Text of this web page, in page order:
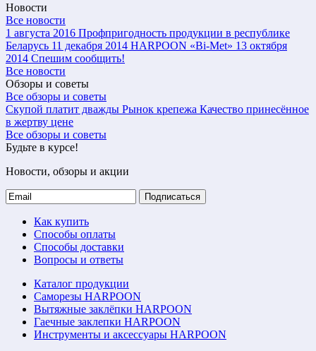
Новости
Все новости
1 августа 2016 Профпригодность продукции в республике
Беларусь 11 декабря 2014 HARPOON «Bi-Met» 13 октября
2014 Спешим сообщить!
Все новости
Обзоры и советы
Все обзоры и советы
Скупой платит дважды Рынок крепежа Качество принесённое
в жертву цене
Все обзоры и советы
Будьте в курсе!
Новости, обзоры и акции
Подписаться
Как купить
Способы оплаты
Способы доставки
Вопросы и ответы
Каталог продукции
Саморезы HARPOON
Вытяжные заклёпки HARPOON
Гаечные заклепки HARPOON
Инструменты и аксессуары HARPOON